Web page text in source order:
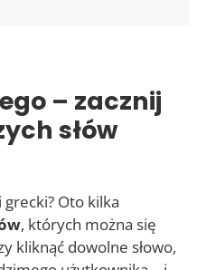
– zacznij
słów
Oto kilka
, których można się
kliknąć dowolne słowo,